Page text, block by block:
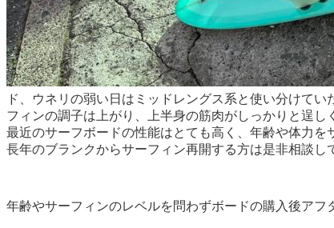
ド、ウネリの弱い日はミッドレングス系と使い分けて
フィンの調子は上がり、上半身の筋肉がしっかりと逞し
最近のサーフボードの性能はとても高く、年齢や体力を
長年のブランクからサーフィン再開する方は是非相談し
年齢やサーフィンのレベルを問わずボードの購入後アフ